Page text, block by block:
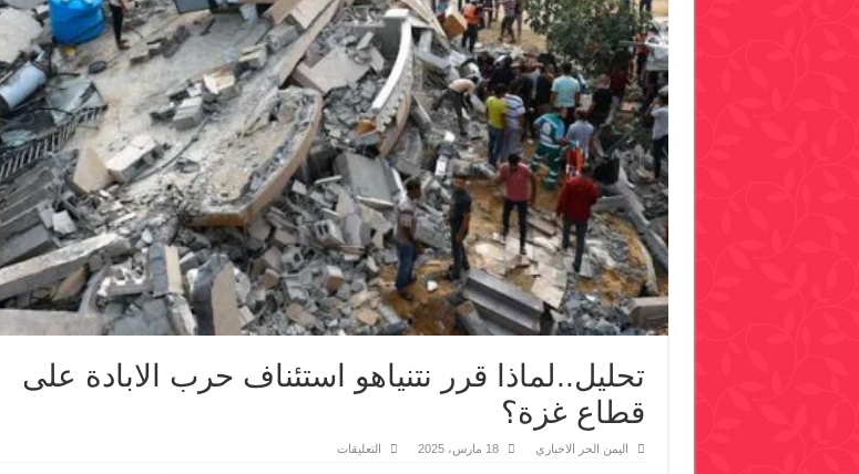
تحليل..لماذا قرر نتنياهو استئناف حرب الابادة على
قطاع غزة؟
اليمن الحر الاخباري 18 مارس، 2025 التعليقات